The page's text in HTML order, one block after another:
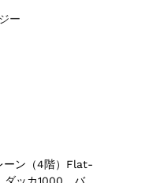
ー
ーン（4階）Flat-